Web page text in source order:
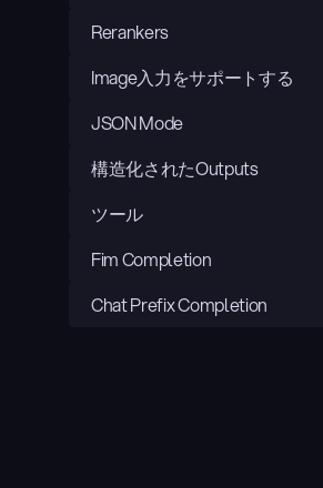
Rerankers
Image入力をサポートする
JSON Mode
構造化されたOutputs
ツール
Fim Completion
Chat Prefix Completion